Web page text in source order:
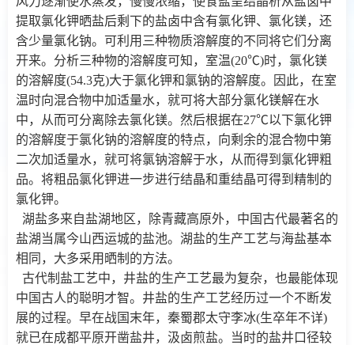
提取氯化钾晒盐后剩下的盐卤中含有氯化钾、氯化镁，还
含少量氯化钠。可利用三种物质溶解度的不同将它们分离
开来。分析三种物的溶解度可知，室温(20℃)时，氯化镁
的溶解度(54.3克)大于氯化钾和氯钠的溶解度。因此，在室
温时向混合物中加适量水，就可将大部分氯化镁解在水
中，从而可分离除去氯化镁。然后根据在27℃以下氯化钾
的溶解度于氯化钠的溶解度的特点，向剩余的混合物中第
二次加适量水，就可将氯钠溶解于水，从而得到氯化钾粗
品。将粗品氯化钾进一步进行结晶和重结晶可得到精制的
氯化钾。
湖盐多来自盐湖地区，除青藏高原外，中国古代最著名的
盐湖当属今山西运城的盐池。湖盐的生产工艺与海盐基本
相同，大多采用晒制的方法。
古代制盐工艺中，井盐的生产工艺最为复杂，也最能体现
中国古人的聪明才智。井盐的生产工艺经历过一个不断发
展的过程。早在战国末年，秦蜀郡太守李冰(生卒年不详)
就已在成都平原开凿盐井，汲卤煎盐。当时的盐井口径较